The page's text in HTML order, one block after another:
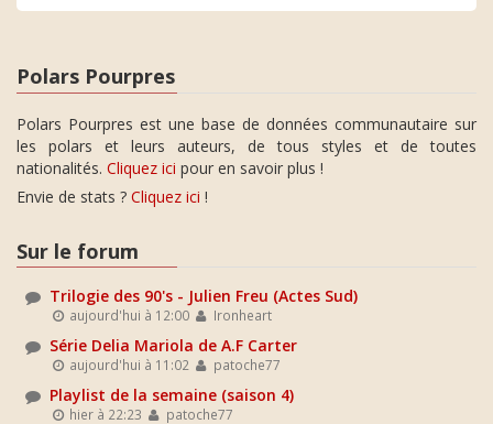
Polars Pourpres
Polars Pourpres est une base de données communautaire sur
les polars et leurs auteurs, de tous styles et de toutes
nationalités. Cliquez ici pour en savoir plus !
Envie de stats ? Cliquez ici !
Sur le forum
Trilogie des 90's - Julien Freu (Actes Sud)
aujourd'hui à 12:00 Ironheart
Série Delia Mariola de A.F Carter
aujourd'hui à 11:02 patoche77
Playlist de la semaine (saison 4)
hier à 22:23 patoche77